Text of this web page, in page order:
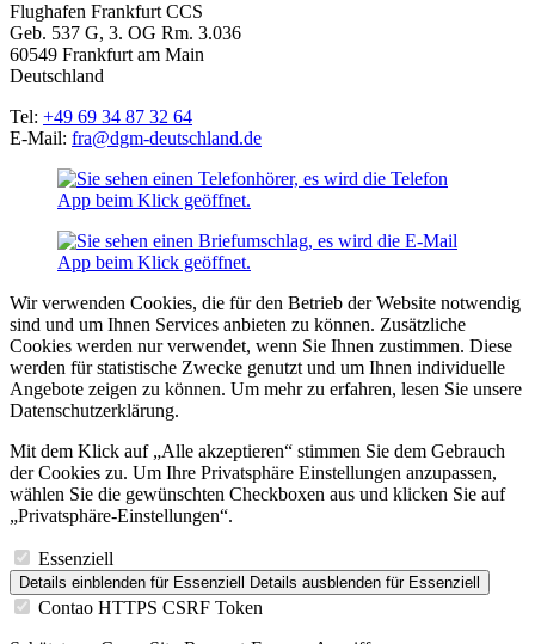
Flughafen Frankfurt CCS
Geb. 537 G, 3. OG Rm. 3.036
60549 Frankfurt am Main
Deutschland
Tel: +49 69 34 87 32 64
E-Mail: fra@dgm-deutschland.de
Wir verwenden Cookies, die für den Betrieb der Website notwendig
sind und um Ihnen Services anbieten zu können. Zusätzliche
Cookies werden nur verwendet, wenn Sie Ihnen zustimmen. Diese
werden für statistische Zwecke genutzt und um Ihnen individuelle
Angebote zeigen zu können. Um mehr zu erfahren, lesen Sie unsere
Datenschutzerklärung.
Mit dem Klick auf „Alle akzeptieren“ stimmen Sie dem Gebrauch
der Cookies zu. Um Ihre Privatsphäre Einstellungen anzupassen,
wählen Sie die gewünschten Checkboxen aus und klicken Sie auf
„Privatsphäre-Einstellungen“.
Essenziell
Details einblenden für Essenziell Details ausblenden für Essenziell
Contao HTTPS CSRF Token